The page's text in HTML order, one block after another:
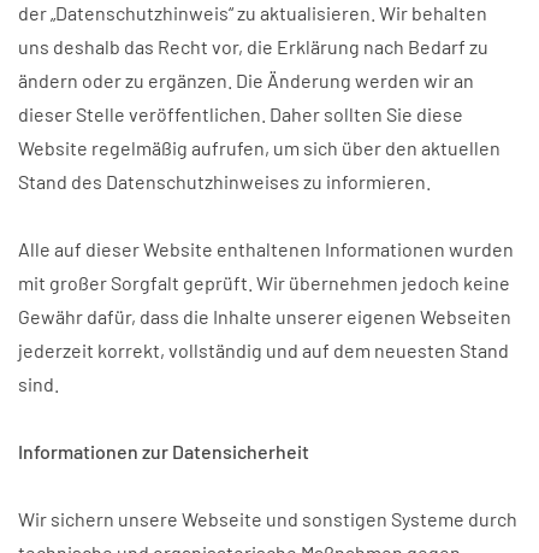
der „Datenschutzhinweis“ zu aktualisieren. Wir behalten
uns deshalb das Recht vor, die Erklärung nach Bedarf zu
ändern oder zu ergänzen. Die Änderung werden wir an
dieser Stelle veröffentlichen. Daher sollten Sie diese
Website regelmäßig aufrufen, um sich über den aktuellen
Stand des Datenschutzhinweises zu informieren.
Alle auf dieser Website enthaltenen Informationen wurden
mit großer Sorgfalt geprüft. Wir übernehmen jedoch keine
Gewähr dafür, dass die Inhalte unserer eigenen Webseiten
jederzeit korrekt, vollständig und auf dem neuesten Stand
sind.
Informationen zur Datensicherheit
Wir sichern unsere Webseite und sonstigen Systeme durch